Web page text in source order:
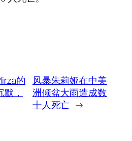
的
，
风暴朱莉娅在中美
洲倾盆大雨造成数
十人死亡 →